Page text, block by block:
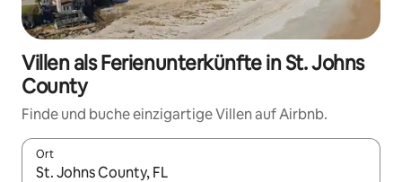
Villen als Ferienunterkünfte in St. Johns
County
Finde und buche einzigartige Villen auf Airbnb.
Ort
Wenn Ergebnisse verfügbar sind, navigiere mit den